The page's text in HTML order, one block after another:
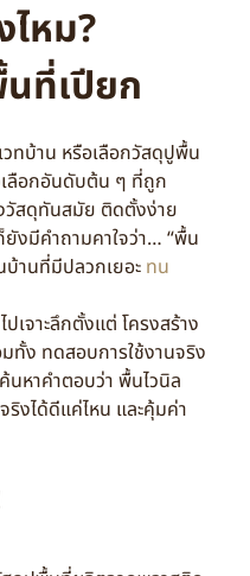
หม?
ที่เปียก
บ้าน หรือเลือกวัสดุปูพื้น
เลือกอันดับต้น ๆ ที่ถูก
สดุทันสมัย ติดตั้งง่าย
งมีคำถามคาใจว่า… “พื้น
บ้านที่มีปลวกเยอะ ทน
าะลึกตั้งแต่ โครงสร้าง
ทั้ง ทดสอบการใช้งานจริง
หาคำตอบว่า พื้นไวนิล
งได้ดีแค่ไหน และคุ้มค่า